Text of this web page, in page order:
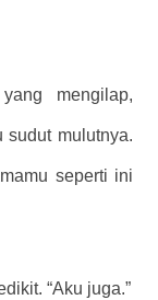
mengilap,
sudut mulutnya.
seperti ini
“Aku juga.”